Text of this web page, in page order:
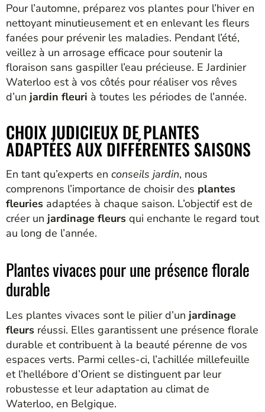
Pour l’automne, préparez vos plantes pour l’hiver en
nettoyant minutieusement et en enlevant les fleurs
fanées pour prévenir les maladies. Pendant l’été,
veillez à un arrosage efficace pour soutenir la
floraison sans gaspiller l’eau précieuse. E Jardinier
Waterloo est à vos côtés pour réaliser vos rêves
d’un jardin fleuri à toutes les périodes de l’année.
CHOIX JUDICIEUX DE PLANTES
ADAPTÉES AUX DIFFÉRENTES SAISONS
En tant qu’experts en conseils jardin, nous
comprenons l’importance de choisir des plantes
fleuries adaptées à chaque saison. L’objectif est de
créer un jardinage fleurs qui enchante le regard tout
au long de l’année.
Plantes vivaces pour une présence florale
durable
Les plantes vivaces sont le pilier d’un jardinage
fleurs réussi. Elles garantissent une présence florale
durable et contribuent à la beauté pérenne de vos
espaces verts. Parmi celles-ci, l’achillée millefeuille
et l’hellébore d’Orient se distinguent par leur
robustesse et leur adaptation au climat de
Waterloo, en Belgique.